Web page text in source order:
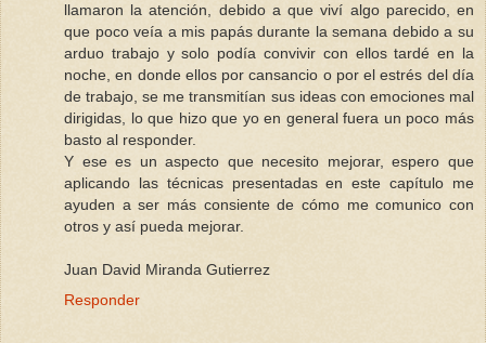
llamaron la atención, debido a que viví algo parecido, en
que poco veía a mis papás durante la semana debido a su
arduo trabajo y solo podía convivir con ellos tardé en la
noche, en donde ellos por cansancio o por el estrés del día
de trabajo, se me transmitían sus ideas con emociones mal
dirigidas, lo que hizo que yo en general fuera un poco más
basto al responder.
Y ese es un aspecto que necesito mejorar, espero que
aplicando las técnicas presentadas en este capítulo me
ayuden a ser más consiente de cómo me comunico con
otros y así pueda mejorar.
Juan David Miranda Gutierrez
Responder